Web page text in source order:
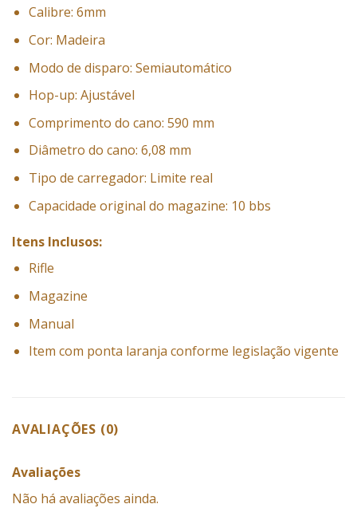
Calibre: 6mm
Cor: Madeira
Modo de disparo: Semiautomático
Hop-up: Ajustável
Comprimento do cano: 590 mm
Diâmetro do cano: 6,08 mm
Tipo de carregador: Limite real
Capacidade original do magazine: 10 bbs
Itens Inclusos:
Rifle
Magazine
Manual
Item com ponta laranja conforme legislação vigente
AVALIAÇÕES (0)
Avaliações
Não há avaliações ainda.